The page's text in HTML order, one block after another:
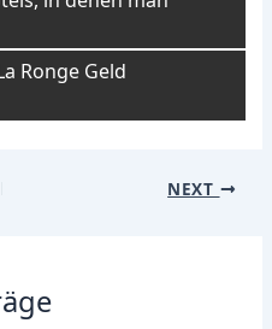
Ronge Geld
NEXT